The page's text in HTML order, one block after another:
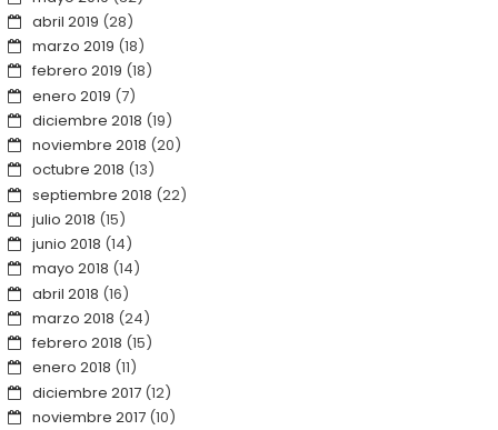
abril 2019 (28)
marzo 2019 (18)
febrero 2019 (18)
enero 2019 (7)
diciembre 2018 (19)
noviembre 2018 (20)
octubre 2018 (13)
septiembre 2018 (22)
julio 2018 (15)
junio 2018 (14)
mayo 2018 (14)
abril 2018 (16)
marzo 2018 (24)
febrero 2018 (15)
enero 2018 (11)
diciembre 2017(12)
noviembre 2017(10)